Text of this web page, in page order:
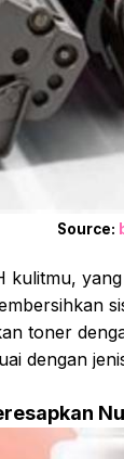
Source:
kulitmu,
toner
dengan